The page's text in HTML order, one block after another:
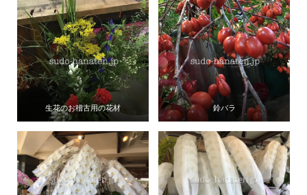
生花のお稽古用の花材 鈴バラ